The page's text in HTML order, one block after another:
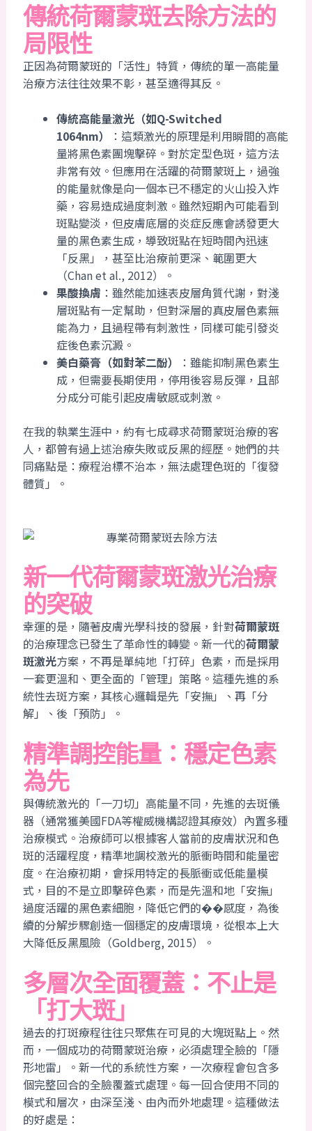
傳統荷爾蒙斑去除方法的
局限性
正因為荷爾蒙斑的「活性」特質，傳統的單一高能量
治療方法往往效果不彰，甚至適得其反。
傳統高能量激光（如Q-Switched
1064nm）
：這類激光的原理是利用瞬間的高能
量將黑色素團塊擊碎。對於定型色斑，這方法
非常有效。但應用在活躍的荷爾蒙斑上，過強
的能量就像是向一個本已不穩定的火山投入炸
藥，容易造成過度刺激。雖然短期內可能看到
斑點變淡，但皮膚底層的炎症反應會誘發更大
量的黑色素生成，導致斑點在短時間內迅速
「反黑」，甚至比治療前更深、範圍更大
（Chan et al., 2012）。
果酸換膚 ：雖然能加速表皮層角質代謝，對淺
層斑點有一定幫助，但對深層的真皮層色素無
能為力，且過程帶有刺激性，同樣可能引發炎
症後色素沉澱。
美白藥膏（如對苯二酚）
：雖能抑制黑色素生
成，但需要長期使用，停用後容易反彈，且部
分成分可能引起皮膚敏感或刺激。
在我的執業生涯中，約有七成尋求荷爾蒙斑治療的客
人，都曾有過上述治療失敗或反黑的經歷。她們的共
同痛點是：療程治標不治本，無法處理色斑的「復發
體質」。
新一代荷爾蒙斑激光治療
的突破
幸運的是，隨著皮膚光學科技的發展，針對荷爾蒙斑
的治療理念已發生了革命性的轉變。新一代的荷爾蒙
斑激光方案，不再是單純地「打碎」色素，而是採用
一套更溫和、更全面的「管理」策略。這種先進的系
統性去斑方案，其核心邏輯是先「安撫」、再「分
解」、後「預防」。
精準調控能量：穩定色素
為先
與傳統激光的「一刀切」高能量不同，先進的去斑儀
器（通常獲美國FDA等權威機構認證其療效）內置多種
治療模式。治療師可以根據客人當前的皮膚狀況和色
斑的活躍程度，精準地調校激光的脈衝時間和能量密
度。在治療初期，會採用特定的長脈衝或低能量模
式，目的不是立即擊碎色素，而是先溫和地「安撫」
過度活躍的黑色素細胞，降低它們的��感度，為後
續的分解步驟創造一個穩定的皮膚環境，從根本上大
大降低反黑風險（Goldberg, 2015）。
多層次全面覆蓋：不止是
「打大斑」
過去的打斑療程往往只聚焦在可見的大塊斑點上。然
而，一個成功的荷爾蒙斑治療，必須處理全臉的「隱
形地雷」。新一代的系統性方案，一次療程會包含多
個完整回合的全臉覆蓋式處理。每一回合使用不同的
模式和層次，由深至淺、由內而外地處理。這種做法
的好處是：